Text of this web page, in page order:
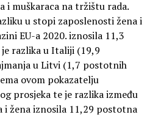
i muškaraca na tržištu rada.
u stopi zaposlenosti žena i
EU-a 2020. iznosila 11,3
razlika u Italiji (19,9
u Litvi (1,7 postotnih
ovom pokazatelju
prosjeka te je razlika između
i žena iznosila 11,29 postotna